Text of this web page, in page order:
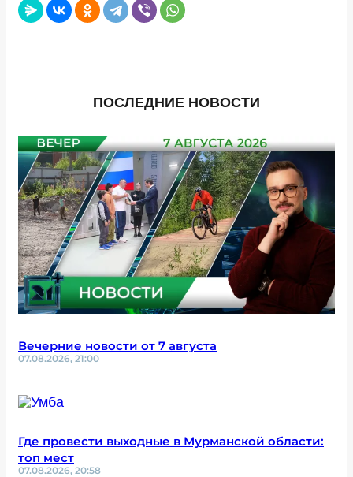
ПОСЛЕДНИЕ НОВОСТИ
Вечерние новости от 7 августа
07.08.2026, 21:00
Где провести выходные в Мурманской области:
топ мест
07.08.2026, 20:58